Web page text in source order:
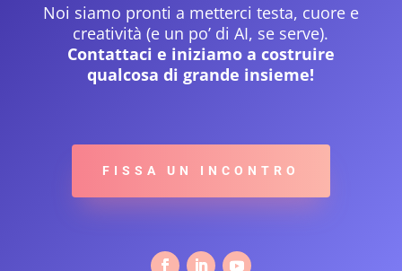
Noi siamo pronti a metterci testa, cuore e
creatività (e un po’ di AI, se serve).
Contattaci e iniziamo a costruire
qualcosa di grande insieme!
FISSA UN INCONTRO